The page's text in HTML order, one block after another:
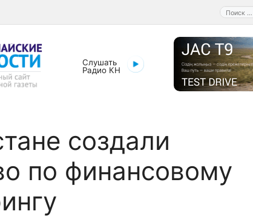
Поиск:
Слушать
Радио КН
создали
по финансовому